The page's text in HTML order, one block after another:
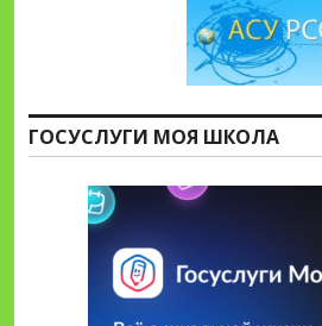
ГОСУСЛУГИ МОЯ ШКОЛА